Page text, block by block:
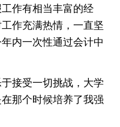
作有相当丰富的经
作充满热情，一直坚
内一次性通过会计中
接受一切挑战，大学
那个时候培养了我强